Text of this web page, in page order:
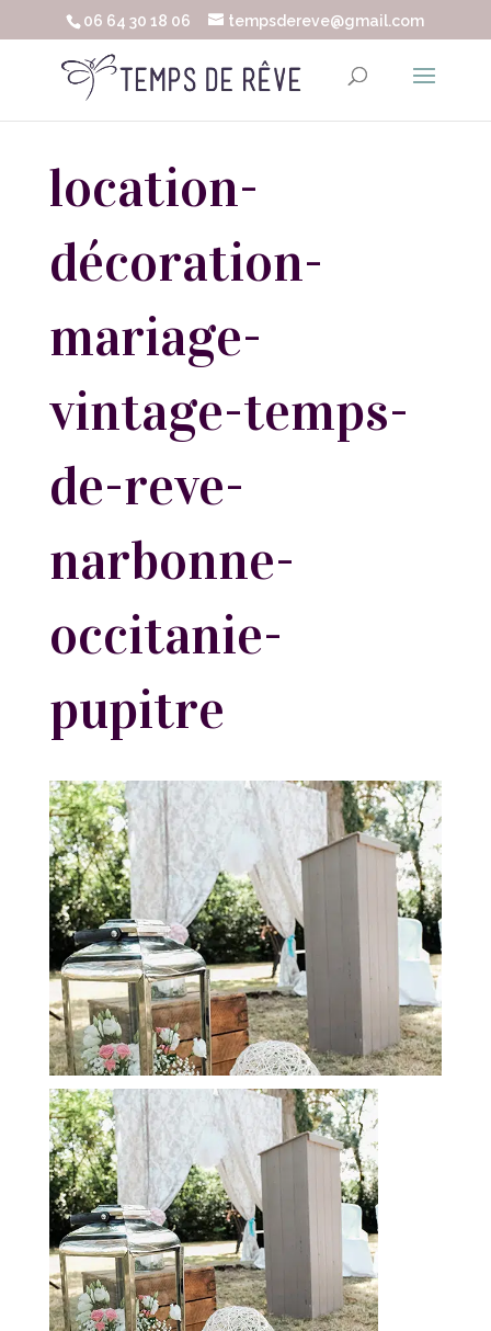
06 64 30 18 06 tempsdereve@gmail.com
location-
décoration-
mariage-
vintage-temps-
de-reve-
narbonne-
occitanie-
pupitre